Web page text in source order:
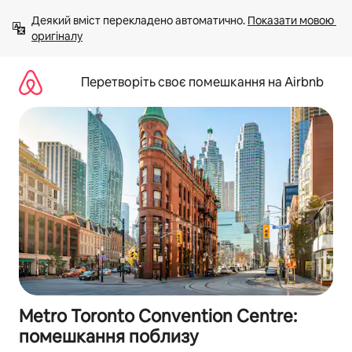
вмісту
Деякий вміст перекладено автоматично. Показати мовою
оригіналу
Перетворіть своє помешкання на Airbnb
Metro Toronto Convention Centre:
помешкання поблизу